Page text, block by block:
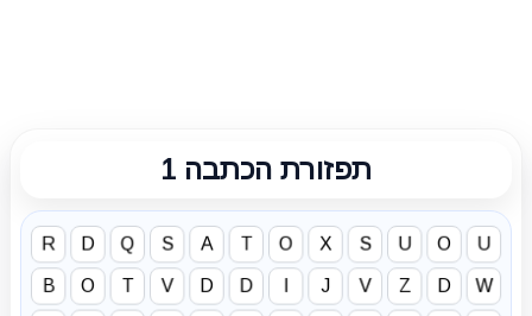
תפזורת הכתבה 1
R D Q S A T O X S U O U
B O T V D D J V Z D W